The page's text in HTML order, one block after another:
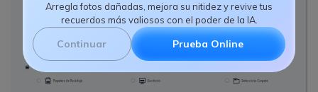
Arregla fotos dañadas, mejora su nitidez y revive tus
recuerdos más valiosos con el poder de la IA.
Continuar Prueba Online